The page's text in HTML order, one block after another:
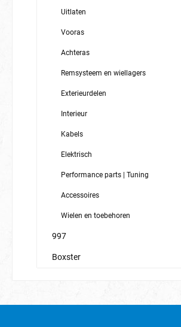
Uitlaten
Vooras
Achteras
Remsysteem en wiellagers
Exterieurdelen
Interieur
Kabels
Elektrisch
Performance parts | Tuning
Accessoires
Wielen en toebehoren
997
Boxster